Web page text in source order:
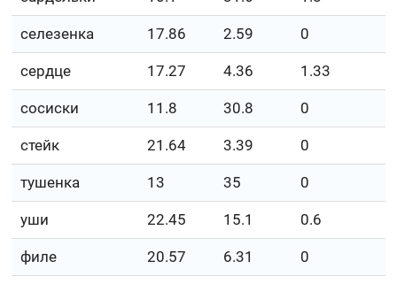
селезенка 17.86 2.59 0
сердце 17.27 4.36 1.33
сосиски 11.8 30.8 0
стейк 21.64 3.39 0
тушенка 13 35 0
уши 22.45 15.1 0.6
филе 20.57 6.31 0